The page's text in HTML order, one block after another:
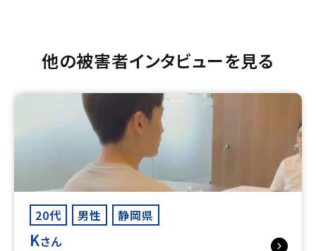
他の被害者インタビューを見る
20代 男性 静岡県
Kさん